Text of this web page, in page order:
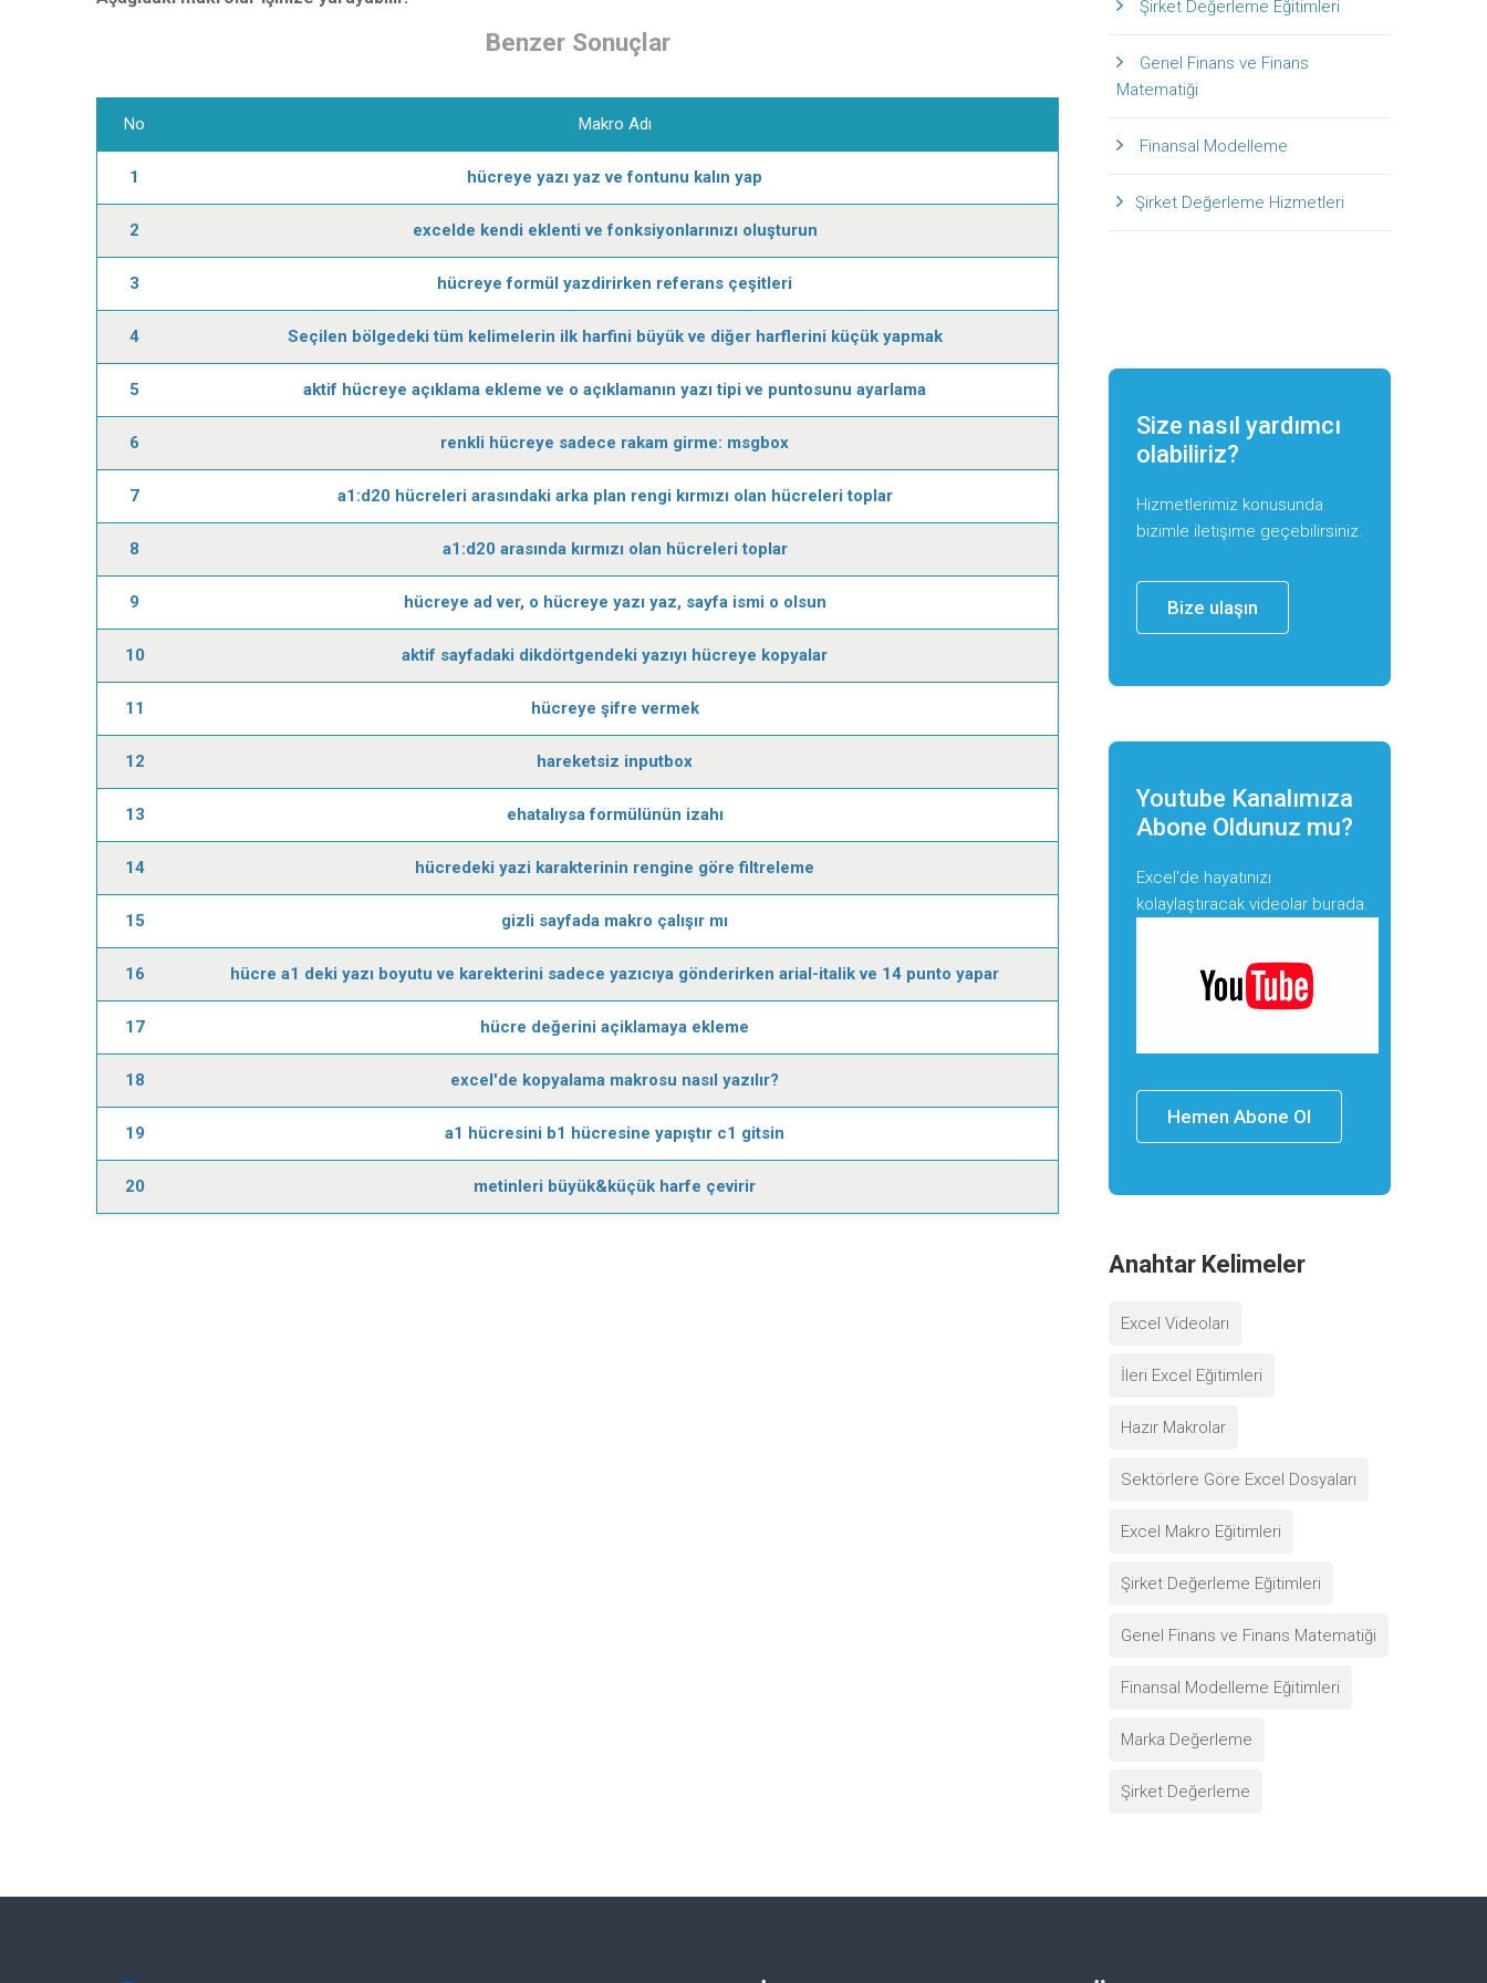
Benzer Sonuçlar
No Makro Adı
1 hücreye yazı yaz ve fontunu kalın yap
2 excelde kendi eklenti ve fonksiyonlarınızı oluşturun
3 hücreye formül yazdirirken referans çeşitleri
4 Seçilen bölgedeki tüm kelimelerin ilk harfini büyük ve diğer harflerini küçük yapmak
5 aktif hücreye açıklama ekleme ve o açıklamanın yazı tipi ve puntosunu ayarlama
6 renkli hücreye sadece rakam girme: msgbox
7 a1:d20 hücreleri arasındaki arka plan rengi kırmızı olan hücreleri toplar
8 a1:d20 arasında kırmızı olan hücreleri toplar
9 hücreye ad ver, o hücreye yazı yaz, sayfa ismi o olsun
10 aktif sayfadaki dikdörtgendeki yazıyı hücreye kopyalar
11 hücreye şifre vermek
12 hareketsiz inputbox
13 ehatalıysa formülünün izahı
14 hücredeki yazi karakterinin rengine göre filtreleme
15 gizli sayfada makro çalışır mı
16 hücre a1 deki yazı boyutu ve karekterini sadece yazıcıya gönderirken arial-italik ve 14 punto yapar
17 hücre değerini açiklamaya ekleme
18 excel'de kopyalama makrosu nasıl yazılır?
19 a1 hücresini b1 hücresine yapıştır c1 gitsin
20 metinleri büyük&küçük harfe çevirir
Şirket Değerleme Eğitimleri
Genel Finans ve Finans
Matematiği
Finansal Modelleme
Şirket Değerleme Hizmetleri
Size nasıl yardımcı
olabiliriz?
Hizmetlerimiz konusunda
bizimle iletişime geçebilirsiniz.
Bize ulaşın
Youtube Kanalımıza
Abone Oldunuz mu?
Excel'de hayatınızı
kolaylaştıracak videolar burada.
Hemen Abone Ol
Anahtar Kelimeler
Excel Videoları
İleri Excel Eğitimleri
Hazır Makrolar
Sektörlere Göre Excel Dosyaları
Excel Makro Eğitimleri
Şirket Değerleme Eğitimleri
Genel Finans ve Finans Matematiği
Finansal Modelleme Eğitimleri
Marka Değerleme
Şirket Değerleme